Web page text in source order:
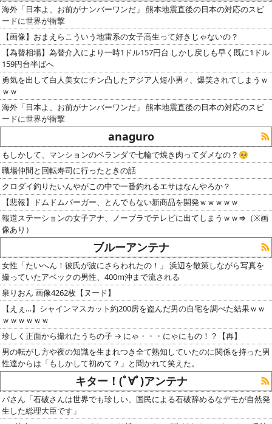
海外「日本よ、お前がナンバーワンだ」 熊本地震直後の日本の対応のスピ
ードに世界が衝撃
【画像】おまえらこういう地雷系の女子高生って好きじゃないの？
【為替相場】為替介入により一時1ドル157円台 しかし戻しも早く既に1ドル
159円台半ばへ
勇気を出して白人美女にチン凸したアジア人短小男♂、爆笑されてしまうｗ
ｗｗ
海外「日本よ、お前がナンバーワンだ」 熊本地震直後の日本の対応のスピ
ードに世界が衝撃
anaguro
もしかして、マンションのベランダで七輪で焼き肉ってダメなの？🥺
職場仲間と回転寿司に行ったときの話
クロダイ釣りたいんやがこの中で一番釣れるエサはなんやろか？
【悲報】ドムドムバーガー、とんでもない新商品を開発ｗｗｗｗｗ
報道ステーションの女子アナ、ノーブラでテレビに出てしまうｗｗ⇒（※画
像あり）
ブルーアンテナ
女性「たいへん！彼氏が波にさらわれたの！」 浜辺を散策しながら写真を
撮っていたアベックの男性、400m沖まで流される
泉りおん 画像4262枚【ヌード】
【えぇ…】シャインマスカット約200房を盗んだ男の自宅を調べた結果ｗｗ
ｗｗｗｗｗｗ
珍しく正面から撮れたうちの子 → にゃ・・・にゃにもの！？【再】
男の転がし方や夜の知識を生まれつき全て熟知していたのに関係を持った男
性達からは「もしかして初めて？」と聞かれて笑えた。
キター！(ﾟ∀ﾟ)アンテナ
パさん「石破さんは世界でも珍しい、国民による石破辞めるなデモが自然発
生した総理大臣です」